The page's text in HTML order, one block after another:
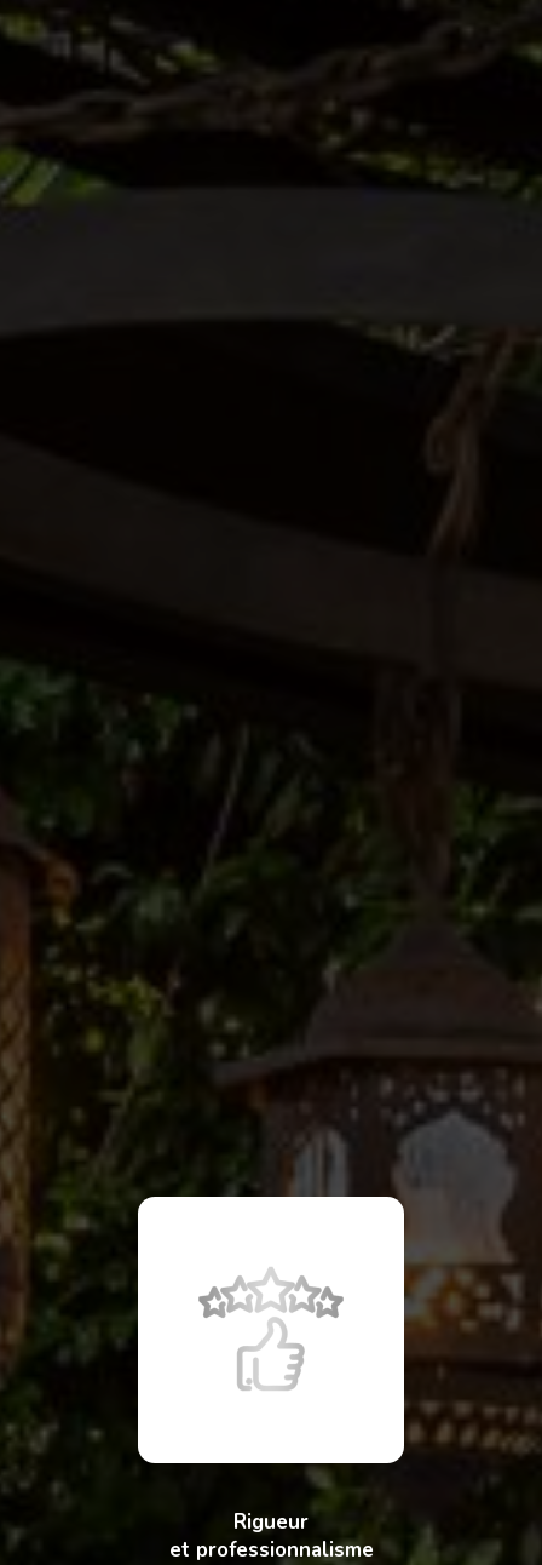
Rigueur
et professionnalisme